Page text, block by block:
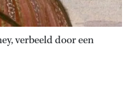
verbeeld door een